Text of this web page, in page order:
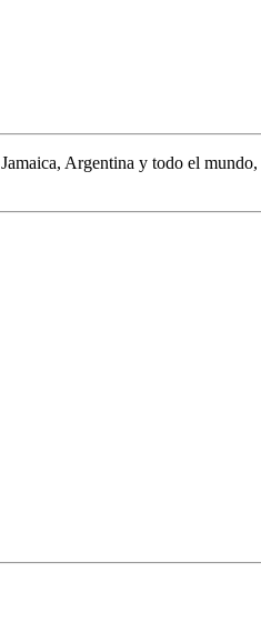
Jamaica, Argentina y todo el mundo,